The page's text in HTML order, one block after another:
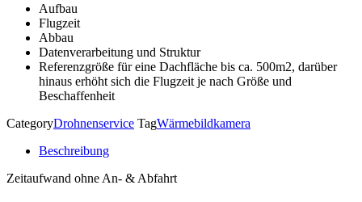
Aufbau
Flugzeit
Abbau
Datenverarbeitung und Struktur
Referenzgröße für eine Dachfläche bis ca. 500m2, darüber
hinaus erhöht sich die Flugzeit je nach Größe und
Beschaffenheit
CategoryDrohnenservice TagWärmebildkamera
Beschreibung
Zeitaufwand ohne An- & Abfahrt